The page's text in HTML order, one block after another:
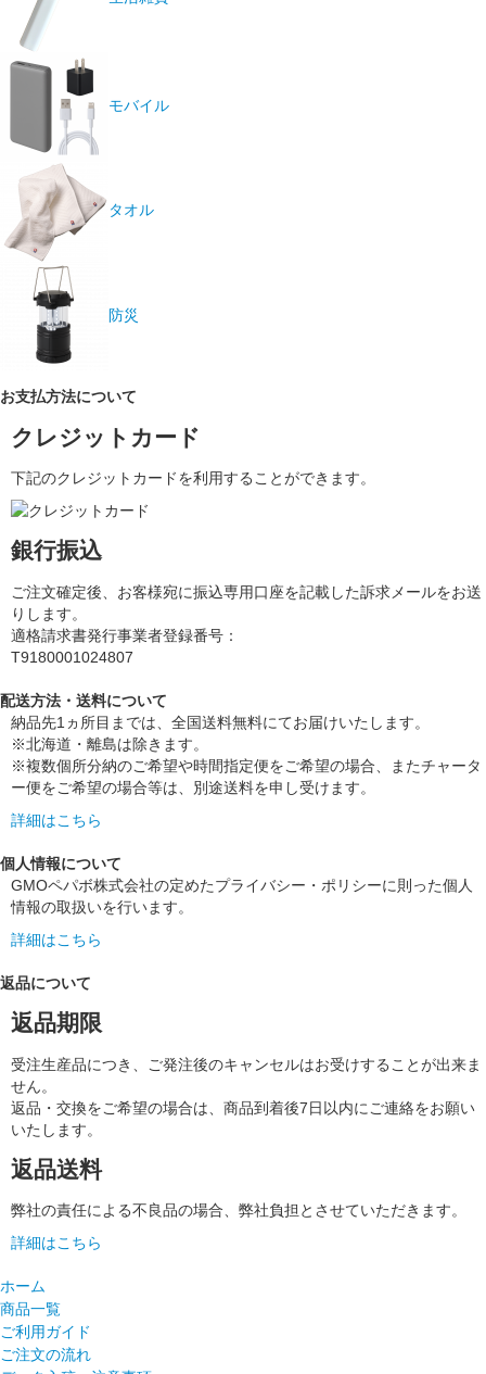
モバイル
タオル
防災
お支払方法について
クレジットカード
下記のクレジットカードを利用することができます。
銀行振込
ご注文確定後、お客様宛に振込専用口座を記載した訴求メールをお送
りします。
適格請求書発行事業者登録番号：
T9180001024807
配送方法・送料について
納品先1ヵ所目までは、全国送料無料にてお届けいたします。
※北海道・離島は除きます。
※複数個所分納のご希望や時間指定便をご希望の場合、またチャータ
ー便をご希望の場合等は、別途送料を申し受けます。
詳細はこちら
個人情報について
GMOペパボ株式会社の定めたプライバシー・ポリシーに則った個人
情報の取扱いを行います。
詳細はこちら
返品について
返品期限
受注生産品につき、ご発注後のキャンセルはお受けすることが出来ま
せん。
返品・交換をご希望の場合は、商品到着後7日以内にご連絡をお願い
いたします。
返品送料
弊社の責任による不良品の場合、弊社負担とさせていただきます。
詳細はこちら
ホーム
商品一覧
ご利用ガイド
ご注文の流れ